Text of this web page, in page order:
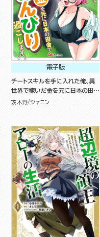
電子版
チートスキルを手に入れた俺、異
世界で稼いだ金を元に日本の田舎
でのんびり過ごします。 コミック
茨木野 シャニン